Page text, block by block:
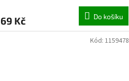
69 Kč Do košíku
Kód: 1159478